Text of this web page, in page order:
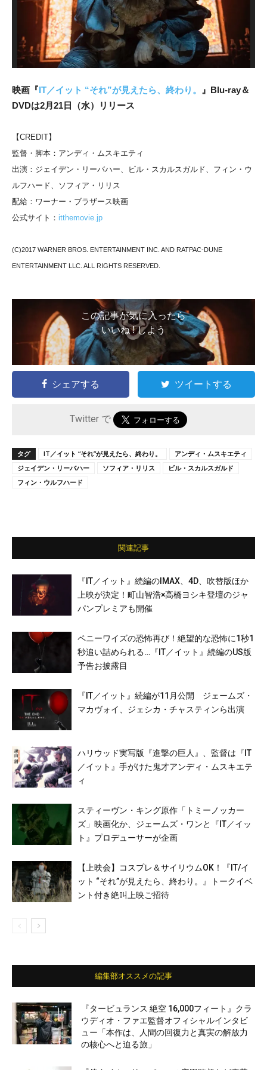
映画『IT／イット “それ”が見えたら、終わり。
』Blu-ray＆
DVDは2月21日（水）リリース
【CREDIT】
監督・脚本：アンディ・ムスキエティ
出演：ジェイデン・リーバハー、ビル・スカルスガルド、フィン・ウ
ルフハード、ソフィア・リリス
配給：ワーナー・ブラザース映画
公式サイト： itthemovie.jp
(C)2017 WARNER BROS. ENTERTAINMENT INC. AND RATPAC-DUNE
ENTERTAINMENT LLC. ALL RIGHTS RESERVED.
この記事が気に入ったら
いいね ! しよう
シェアする ツイートする
Twitter で
タグ IT／イット “それ”が見えたら、終わり。
アンディ・ムスキエティ
ジェイデン・リーバハー
ソフィア・リリス
ビル・スカルスガルド
フィン・ウルフハード
関連記事
『IT／イット』続編のIMAX、4D、吹替版ほか
上映が決定！町山智浩×高橋ヨシキ登壇のジャ
パンプレミアも開催
ペニーワイズの恐怖再び！絶望的な恐怖に1秒1
秒追い詰められる…『IT／イット』続編のUS版
予告お披露目
『IT／イット』続編が11月公開 ジェームズ・
マカヴォイ、ジェシカ・チャスティンら出演
ハリウッド実写版『進撃の巨人』、監督は『IT
／イット』手がけた鬼才アンディ・ムスキエテ
ィ
スティーヴン・キング原作「トミーノッカー
ズ」映画化か、ジェームズ・ワンと『IT／イッ
ト』プロデューサーが企画
【上映会】コスプレ＆サイリウムOK！『IT/イ
ット “それ”が見えたら、終わり。』トークイベ
ント付き絶叫上映ご招待
編集部オススメの記事
『タービュランス 絶空 16,000フィート』クラ
ウディオ・ファエ監督オフィシャルインタビ
ュー「本作は、人間の回復力と真実の解放力
の核心へと迫る旅」